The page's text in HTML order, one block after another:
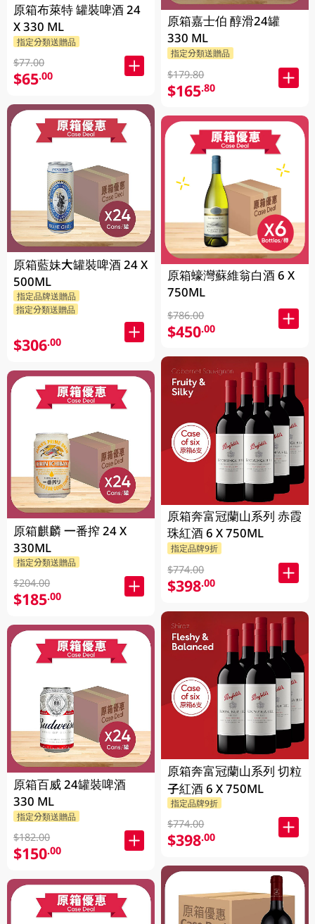
原箱布萊特 罐裝啤酒 24
X 330 ML
指定分類送贈品
$77.00
$65.00
原箱藍妹大罐裝啤酒 24 X
500ML
指定品牌送贈品
指定分類送贈品
$306.00
原箱麒麟 一番搾 24 X
330ML
指定分類送贈品
$204.00
$185.00
原箱百威 24罐裝啤酒
330 ML
指定分類送贈品
$182.00
$150.00
原箱嘉士伯 醇滑24罐
330 ML
指定分類送贈品
$179.80
$165.80
原箱蠔灣蘇維翁白酒 6 X
750ML
$786.00
$450.00
原箱奔富冠蘭山系列 赤霞
珠紅酒 6 X 750ML
指定品牌9折
$774.00
$398.00
原箱奔富冠蘭山系列 切粒
子紅酒 6 X 750ML
指定品牌9折
$774.00
$398.00